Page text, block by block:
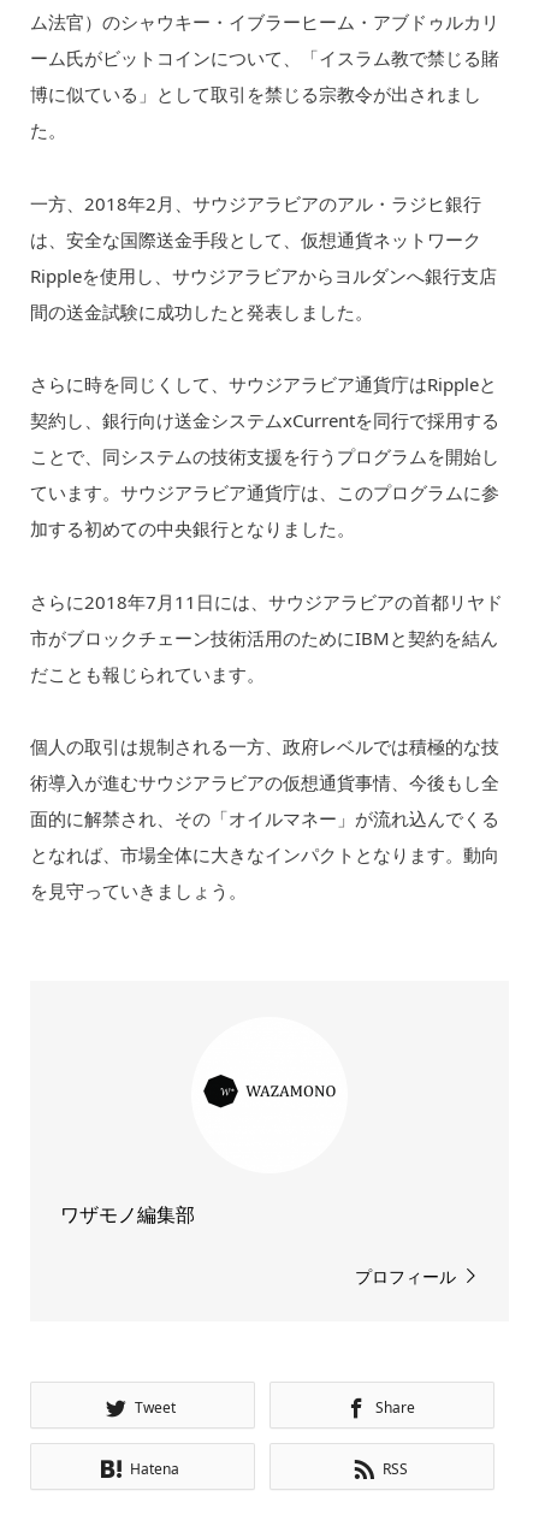
ム法官）のシャウキー・イブラーヒーム・アブドゥルカリ
ーム氏がビットコインについて、「イスラム教で禁じる賭
博に似ている」として取引を禁じる宗教令が出されまし
た。
一方、2018年2月、サウジアラビアのアル・ラジヒ銀行
は、安全な国際送金手段として、仮想通貨ネットワーク
Rippleを使用し、サウジアラビアからヨルダンへ銀行支店
間の送金試験に成功したと発表しました。
さらに時を同じくして、サウジアラビア通貨庁はRippleと
契約し、銀行向け送金システムxCurrentを同行で採用する
ことで、同システムの技術支援を行うプログラムを開始し
ています。サウジアラビア通貨庁は、このプログラムに参
加する初めての中央銀行となりました。
さらに2018年7月11日には、サウジアラビアの首都リヤド
市がブロックチェーン技術活用のためにIBMと契約を結ん
だことも報じられています。
個人の取引は規制される一方、政府レベルでは積極的な技
術導入が進むサウジアラビアの仮想通貨事情、今後もし全
面的に解禁され、その「オイルマネー」が流れ込んでくる
となれば、市場全体に大きなインパクトとなります。動向
を見守っていきましょう。
ワザモノ編集部
プロフィール
Tweet Share
Hatena RSS